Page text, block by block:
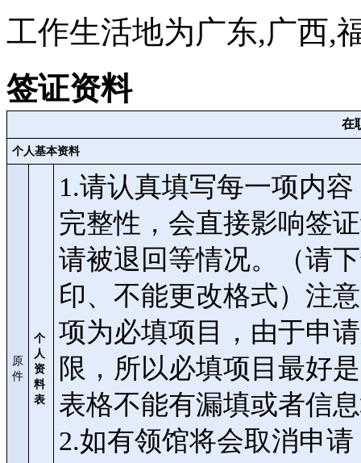
工作生活地为广东,广西,
签证资料
在
个人基本资料
原
件
个
人
资
料
表
1.请认真填写每一项内
完整性，会直接影响签
请被退回等情况。（请
印、不能更改格式）注
项为必填项目，由于申
限，所以必填项目最好
表格不能有漏填或者信
2.如有领馆将会取消申